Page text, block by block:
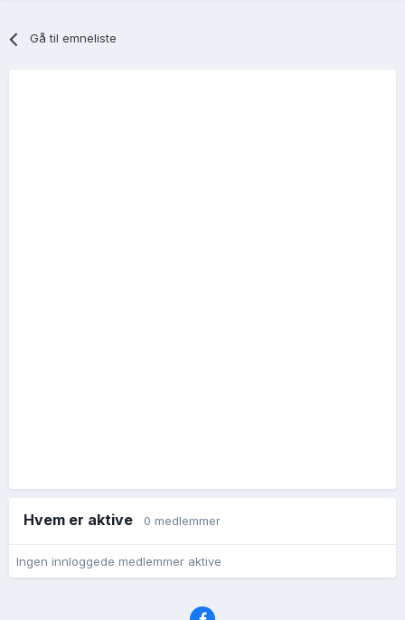
Gå til emneliste
Hvem er aktive 0 medlemmer
Ingen innloggede medlemmer aktive